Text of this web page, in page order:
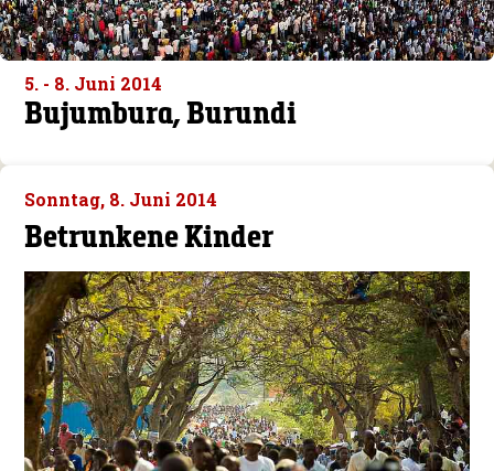
5. - 8. Juni 2014
Bujumbura, Burundi
Sonntag, 8. Juni 2014
Betrunkene Kinder